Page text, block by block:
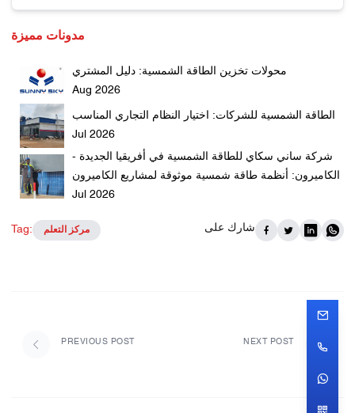
مدونات مميزة
محولات تخزين الطاقة الشمسية: دليل المشتري
Aug 2026
الطاقة الشمسية للشركات: اختيار النظام التجاري المناسب
Jul 2026
شركة ساني سكاي للطاقة الشمسية في أفريقيا الجديدة -
الكاميرون: أنظمة طاقة شمسية موثوقة لمشاريع الكاميرون
Jul 2026
Tag: مركز التعلم شارك على
PREVIOUS POST NEXT POST